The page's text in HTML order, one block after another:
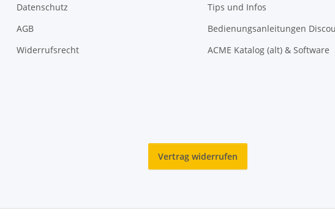
Datenschutz
AGB
Widerrufsrecht
Tips und Infos
Bedienungsanleitungen
ACME Katalog (alt) & Software
Vertrag widerrufen